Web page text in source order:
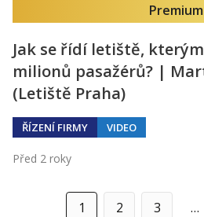
Premium
Jak se řídí letiště,
milionů pasažérů? |
(Letiště Praha)
ŘÍZENÍ FIRMY VIDEO
Před 2 roky
1 2 3 …